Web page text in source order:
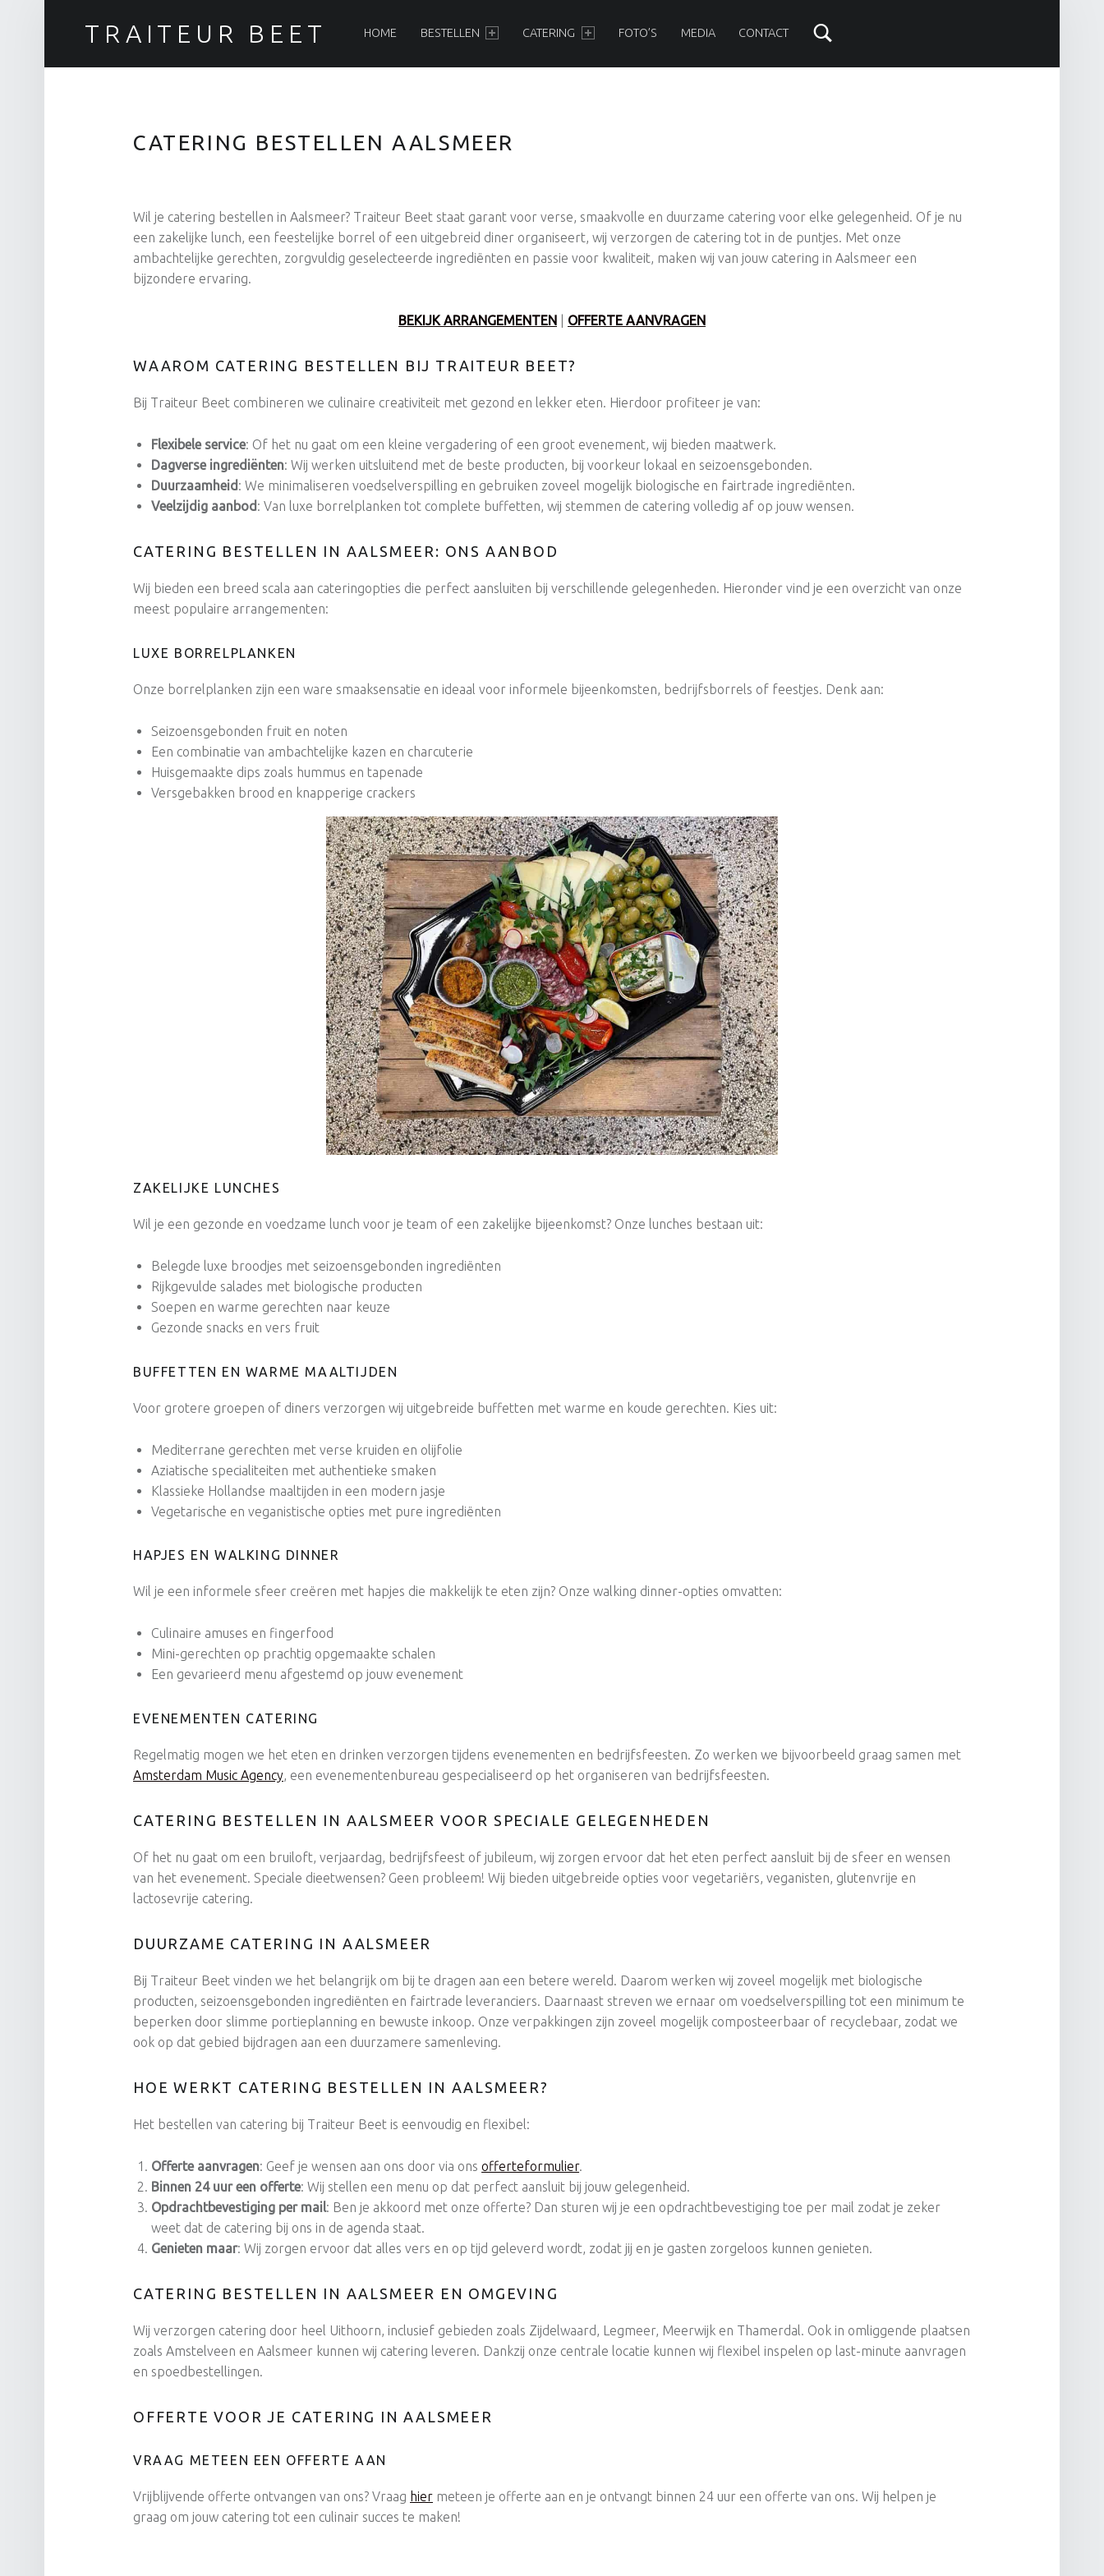
TRAITEUR BEET HOME BESTELLEN CATERING FOTO’S MEDIA CONTACT
CATERING BESTELLEN AALSMEER
Wil je catering bestellen in Aalsmeer? Traiteur Beet staat garant voor verse, smaakvolle en duurzame catering voor elke gelegenheid. Of je nu
een zakelijke lunch, een feestelijke borrel of een uitgebreid diner organiseert, wij verzorgen de catering tot in de puntjes. Met onze
ambachtelijke gerechten, zorgvuldig geselecteerde ingrediënten en passie voor kwaliteit, maken wij van jouw catering in Aalsmeer een
bijzondere ervaring.
BEKIJK ARRANGEMENTEN OFFERTE AANVRAGEN
WAAROM CATERING BESTELLEN BIJ TRAITEUR BEET?
Bij Traiteur Beet combineren we culinaire creativiteit met gezond en lekker eten. Hierdoor profiteer je van:
Flexibele service: Of het nu gaat om een kleine vergadering of een groot evenement, wij bieden maatwerk.
Dagverse ingrediënten: Wij werken uitsluitend met de beste producten, bij voorkeur lokaal en seizoensgebonden.
Duurzaamheid : We minimaliseren voedselverspilling en gebruiken zoveel mogelijk biologische en fairtrade ingrediënten.
Veelzijdig aanbod : Van luxe borrelplanken tot complete buffetten, wij stemmen de catering volledig af op jouw wensen.
CATERING BESTELLEN IN AALSMEER: ONS AANBOD
Wij bieden een breed scala aan cateringopties die perfect aansluiten bij verschillende gelegenheden. Hieronder vind je een overzicht van onze
meest populaire arrangementen:
LUXE BORRELPLANKEN
Onze borrelplanken zijn een ware smaaksensatie en ideaal voor informele bijeenkomsten, bedrijfsborrels of feestjes. Denk aan:
Seizoensgebonden fruit en noten
Een combinatie van ambachtelijke kazen en charcuterie
Huisgemaakte dips zoals hummus en tapenade
Versgebakken brood en knapperige crackers
ZAKELIJKE LUNCHES
Wil je een gezonde en voedzame lunch voor je team of een zakelijke bijeenkomst? Onze lunches bestaan uit:
Belegde luxe broodjes met seizoensgebonden ingrediënten
Rijkgevulde salades met biologische producten
Soepen en warme gerechten naar keuze
Gezonde snacks en vers fruit
BUFFETTEN EN WARME MAALTIJDEN
Voor grotere groepen of diners verzorgen wij uitgebreide buffetten met warme en koude gerechten. Kies uit:
Mediterrane gerechten met verse kruiden en olijfolie
Aziatische specialiteiten met authentieke smaken
Klassieke Hollandse maaltijden in een modern jasje
Vegetarische en veganistische opties met pure ingrediënten
HAPJES EN WALKING DINNER
Wil je een informele sfeer creëren met hapjes die makkelijk te eten zijn? Onze walking dinner-opties omvatten:
Culinaire amuses en fingerfood
Mini-gerechten op prachtig opgemaakte schalen
Een gevarieerd menu afgestemd op jouw evenement
EVENEMENTEN CATERING
Regelmatig mogen we het eten en drinken verzorgen tijdens evenementen en bedrijfsfeesten. Zo werken we bijvoorbeeld graag samen met
Amsterdam Music Agency, een evenementenbureau gespecialiseerd op het organiseren van bedrijfsfeesten.
CATERING BESTELLEN IN AALSMEER VOOR SPECIALE GELEGENHEDEN
Of het nu gaat om een bruiloft, verjaardag, bedrijfsfeest of jubileum, wij zorgen ervoor dat het eten perfect aansluit bij de sfeer en wensen
van het evenement. Speciale dieetwensen? Geen probleem! Wij bieden uitgebreide opties voor vegetariërs, veganisten, glutenvrije en
lactosevrije catering.
DUURZAME CATERING IN AALSMEER
Bij Traiteur Beet vinden we het belangrijk om bij te dragen aan een betere wereld. Daarom werken wij zoveel mogelijk met biologische
producten, seizoensgebonden ingrediënten en fairtrade leveranciers. Daarnaast streven we ernaar om voedselverspilling tot een minimum te
beperken door slimme portieplanning en bewuste inkoop. Onze verpakkingen zijn zoveel mogelijk composteerbaar of recyclebaar, zodat we
ook op dat gebied bijdragen aan een duurzamere samenleving.
HOE WERKT CATERING BESTELLEN IN AALSMEER?
Het bestellen van catering bij Traiteur Beet is eenvoudig en flexibel:
Offerte aanvragen: Geef je wensen aan ons door via onsofferteformulier.
Binnen 24 uur een offerte: Wij stellen een menu op dat perfect aansluit bij jouw gelegenheid.
Opdrachtbevestiging per mail: Ben je akkoord met onze offerte? Dan sturen wij je een opdrachtbevestiging toe per mail zodat je zeker
weet dat de catering bij ons in de agenda staat.
Genieten maar: Wij zorgen ervoor dat alles vers en op tijd geleverd wordt, zodat jij en je gasten zorgeloos kunnen genieten.
CATERING BESTELLEN IN AALSMEER EN OMGEVING
Wij verzorgen catering door heel Uithoorn, inclusief gebieden zoals Zijdelwaard, Legmeer, Meerwijk en Thamerdal. Ook in omliggende plaatsen
zoals Amstelveen en Aalsmeer kunnen wij catering leveren. Dankzij onze centrale locatie kunnen wij flexibel inspelen op last-minute aanvragen
en spoedbestellingen.
OFFERTE VOOR JE CATERING IN AALSMEER
VRAAG METEEN EEN OFFERTE AAN
Vrijblijvende offerte ontvangen van ons? Vraag hier meteen je offerte aan en je ontvangt binnen 24 uur een offerte van ons. Wij helpen je
graag om jouw catering tot een culinair succes te maken!